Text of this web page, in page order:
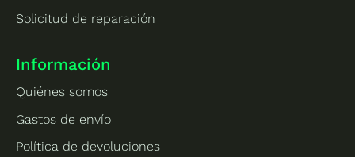
Solicitud de reparación
Información
Quiénes somos
Gastos de envío
Política de devoluciones